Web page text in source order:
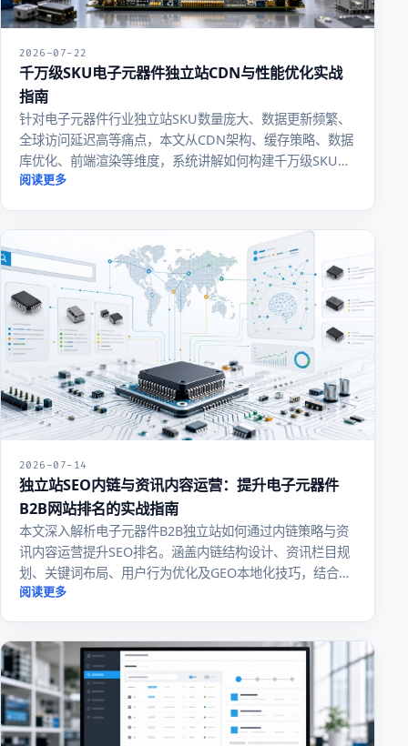
2026-07-22
千万级SKU电子元器件独立站CDN与性能优化实战
指南
针对电子元器件行业独立站SKU数量庞大、数据更新频繁、
全球访问延迟高等痛点，本文从CDN架构、缓存策略、数据
库优化、前端渲染等维度，系统讲解如何构建千万级SKU下
的高性能独立站，提升转化率与用户体验。
阅读更多
2026-07-14
独立站SEO内链与资讯内容运营：提升电子元器件
B2B网站排名的实战指南
本文深入解析电子元器件B2B独立站如何通过内链策略与资
讯内容运营提升SEO排名。涵盖内链结构设计、资讯栏目规
划、关键词布局、用户行为优化及GEO本地化技巧，结合实
战案例帮助网站实现流量与转化双增长。
阅读更多